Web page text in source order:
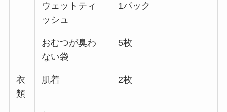
ウェットティ
ッシュ
1パック
おむつが臭わ
ない袋
5枚
衣
類
肌着 2枚